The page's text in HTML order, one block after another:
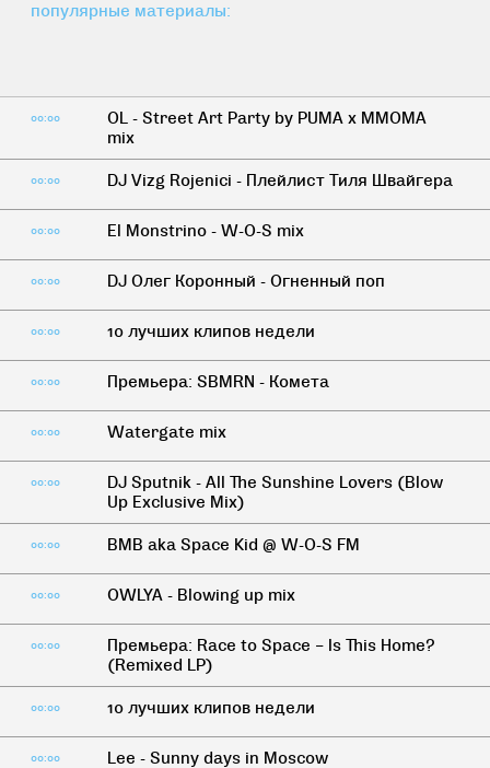
популярные материалы:
00:00
OL - Street Art Party by PUMA x MMOMA
mix
00:00 DJ Vizg Rojenici - Плейлист Тиля Швайгера
00:00 El Monstrino - W-O-S mix
00:00 DJ Олег Коронный - Огненный поп
00:00 10 лучших клипов недели
00:00 Премьера: SBMRN - Комета
00:00 Watergate mix
00:00
DJ Sputnik - All The Sunshine Lovers (Blow
Up Exclusive Mix)
00:00 BMB aka Space Kid @ W-O-S FM
00:00 OWLYA - Blowing up mix
00:00
Премьера: Race to Space – Is This Home?
(Remixed LP)
00:00 10 лучших клипов недели
00:00 Lee - Sunny days in Moscow